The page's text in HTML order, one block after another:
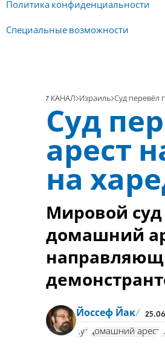
Политика конфиденциальности
Специальные возможности
7 КАНАЛ Израиль Суд перевёл
Суд
арест
на
Мировой
домашний
Йоссеф Йак
суд домашний арест